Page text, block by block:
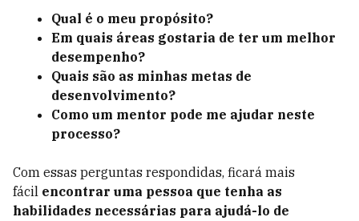
Qual é o meu propósito?
Em quais áreas gostaria de ter um melhor
desempenho?
Quais são as minhas metas de
desenvolvimento?
Como um mentor pode me ajudar neste
processo?
Com essas perguntas respondidas, ficará mais
fácil encontrar uma pessoa que tenha as
habilidades necessárias para ajudá-lo de